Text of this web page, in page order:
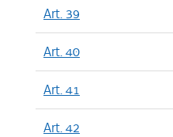
Art. 39
Art. 40
Art. 41
Art. 42